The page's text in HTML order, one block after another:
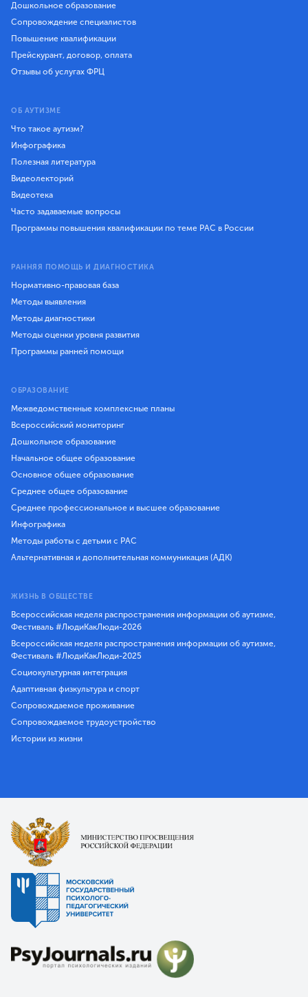
Дошкольное образование
Сопровождение специалистов
Повышение квалификации
Прейскурант, договор, оплата
Отзывы об услугах ФРЦ
ОБ АУТИЗМЕ
Что такое аутизм?
Инфографика
Полезная литература
Видеолекторий
Видеотека
Часто задаваемые вопросы
Программы повышения квалификации по теме РАС в России
РАННЯЯ ПОМОЩЬ И ДИАГНОСТИКА
Нормативно-правовая база
Методы выявления
Методы диагностики
Методы оценки уровня развития
Программы ранней помощи
ОБРАЗОВАНИЕ
Межведомственные комплексные планы
Всероссийский мониторинг
Дошкольное образование
Начальное общее образование
Основное общее образование
Среднее общее образование
Среднее профессиональное и высшее образование
Инфографика
Методы работы с детьми с РАС
Альтернативная и дополнительная коммуникация (АДК)
ЖИЗНЬ В ОБЩЕСТВЕ
Всероссийская неделя распространения информации об аутизме,
Фестиваль #ЛюдиКакЛюди-2026
Всероссийская неделя распространения информации об аутизме,
Фестиваль #ЛюдиКакЛюди-2025
Социокультурная интеграция
Адаптивная физкультура и спорт
Сопровождаемое проживание
Сопровождаемое трудоустройство
Истории из жизни